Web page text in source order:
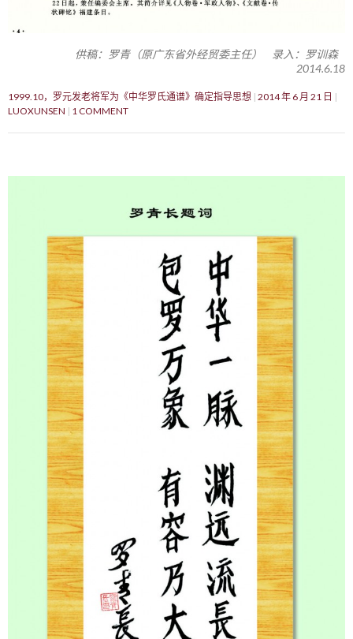
供稿：罗青（原广东省外经贸委主任） 录入：罗训森
2014.6.18
1999.10，罗元发老将军为《中华罗氏通谱》确定指导思想 2014 年 6 月 21 日
LUOXUNSEN
1 COMMENT